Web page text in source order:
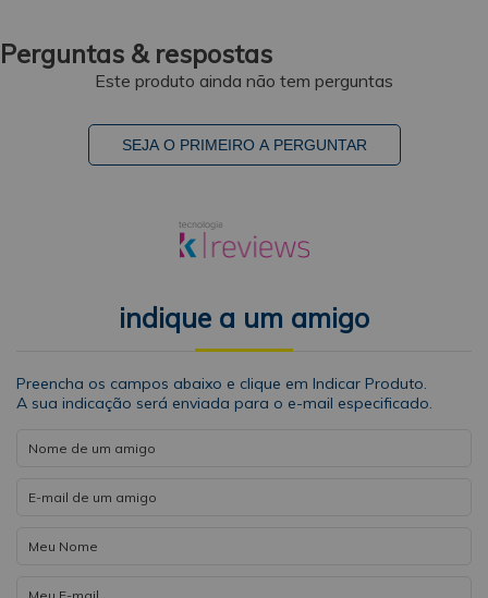
Perguntas & respostas
Este produto ainda não tem perguntas
SEJA O PRIMEIRO A PERGUNTAR
indique a um amigo
Preencha os campos abaixo e clique em Indicar Produto.
A sua indicação será enviada para o e-mail especificado.